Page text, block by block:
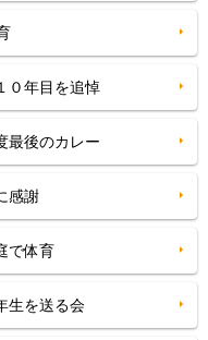
０年目を追悼
最後のカレー
感謝
で体育
生を送る会